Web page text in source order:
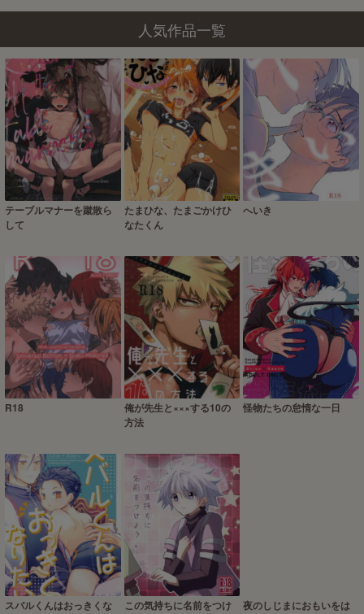
人気作品一覧
テーブルマナーを蹴散ら
して
たまひな、たまごかけひ
なたくん
へいき
R18
俺が先生と×××する10の
方法
怪物たちの怠惰な一日
スバルくんはおっきくな
この気持ちに名前をつけ
夜のしじまにおもいをは